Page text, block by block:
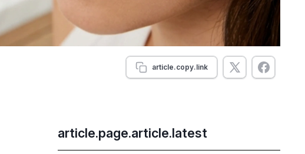
article.copy.link
article.page.article.latest